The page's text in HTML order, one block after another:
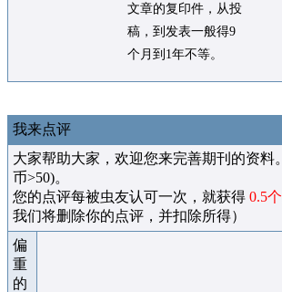
文章的复印件，从投
稿，到发表一般得9
个月到1年不等。
我来点评
大家帮助大家，欢迎您来完善期刊的资
币>50)。
您的点评每被虫友认可一次，就获得 0.5
我们将删除你的点评，并扣除所得）
偏
重
的